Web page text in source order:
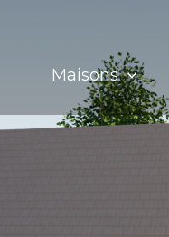
Maisons